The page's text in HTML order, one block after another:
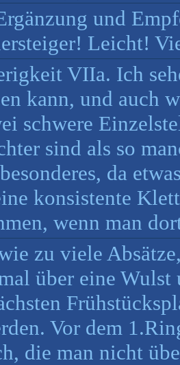
und
Leicht!
VIIa. Ich
kann, und auch
schwere
sind als so
da
konsistente
wenn man
zu viele
über eine Wulst
Vor dem
die man nicht